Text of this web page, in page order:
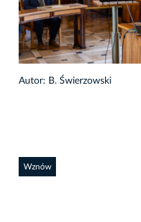
Autor: B. Świerzowski
Wznów